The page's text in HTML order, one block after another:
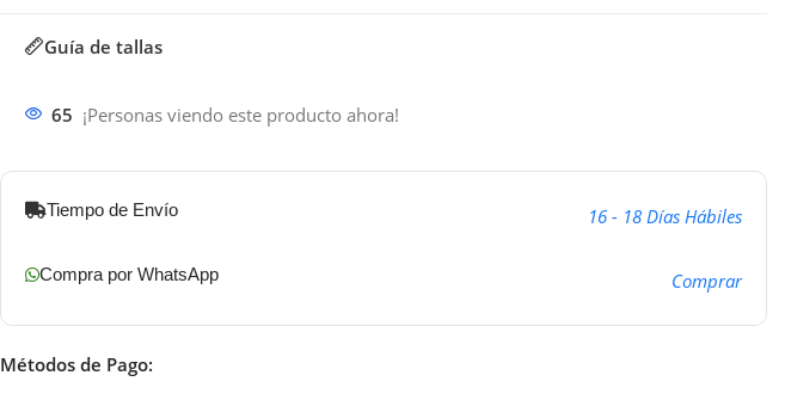
Guía de tallas
65 ¡Personas viendo este producto ahora!
Tiempo de Envío 16 - 18 Días Hábiles
Compra por WhatsApp Comprar
Métodos de Pago: